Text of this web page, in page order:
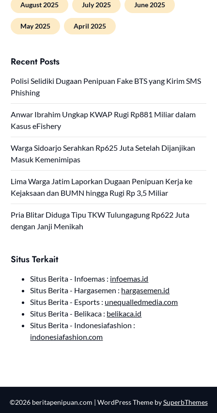
August 2025 July 2025 June 2025
May 2025 April 2025
Recent Posts
Polisi Selidiki Dugaan Penipuan Fake BTS yang Kirim SMS
Phishing
Anwar Ibrahim Ungkap KWAP Rugi Rp881 Miliar dalam
Kasus eFishery
Warga Sidoarjo Serahkan Rp625 Juta Setelah Dijanjikan
Masuk Kemenimipas
Lima Warga Jatim Laporkan Dugaan Penipuan Kerja ke
Kejaksaan dan BUMN hingga Rugi Rp 3,5 Miliar
Pria Blitar Diduga Tipu TKW Tulungagung Rp622 Juta
dengan Janji Menikah
Situs Terkait
Situs Berita - Infoemas : infoemas.id
Situs Berita - Hargasemen : hargasemen.id
Situs Berita - Esports : unequalledmedia.com
Situs Berita - Belikaca : belikaca.id
Situs Berita - Indonesiafashion :
indonesiafashion.com
©2026 beritapenipuan.com | WordPress Theme bySuperbThemes